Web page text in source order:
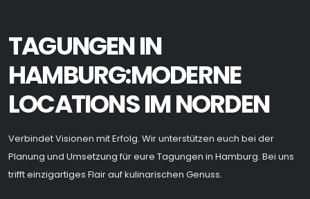
TAGUNGEN IN
HAMBURG:MODERNE
LOCATIONS IM NORDEN
Verbindet Visionen mit Erfolg. Wir unterstützen euch bei der
Planung und Umsetzung für eure Tagungen in Hamburg. Bei uns
trifft einzigartiges Flair auf kulinarischen Genuss.